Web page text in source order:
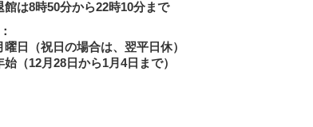
は8時50分から22時10分まで
曜日（祝日の場合は、翌平日休）
始（12月28日から1月4日まで）